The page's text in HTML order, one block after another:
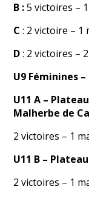
B :5 victoires –
C : 2 victoire – 1
D: 2 victoires –
U9 Féminines –
U11 A –
Malherbe de
2 victoires – 1
U11 B –
2 victoires – 1